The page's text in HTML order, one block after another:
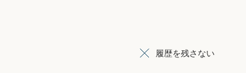
履歴を残さない